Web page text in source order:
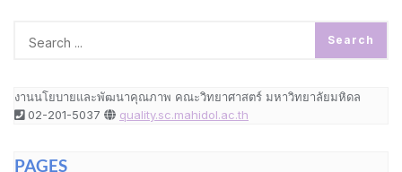
งานนโยบายและพัฒนาคุณภาพ คณะวิทยาศาสตร์ มหาวิทยาลัยมหิดล
02-201-5037
quality.sc.mahidol.ac.th
PAGES